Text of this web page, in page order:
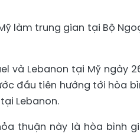
làm trung gian tại Bộ
và Lebanon tại Mỹ ngày
đầu tiên hướng tới hòa
Lebanon.
thuận này là hòa bình